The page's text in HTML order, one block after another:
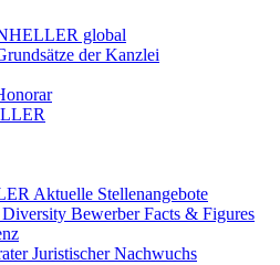
global
der Kanzlei
Aktuelle Stellenangebote
Bewerber Facts & Figures
Juristischer Nachwuchs